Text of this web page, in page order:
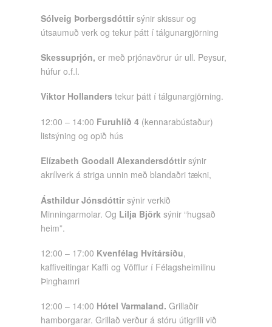
Sólveig Þorbergsdóttirsýnir skissur og
útsaumuð verk og tekur þátt í tálgunargjörning
Skessuprjón,er með prjónavörur úr ull. Peysur,
húfur o.f.l.
Viktor Hollanderstekur þátt í tálgunargjörning.
12:00 – 14:00 Furuhlíð 4 (kennarabústaður)
listsýning og opið hús
Elízabeth Goodall Alexandersdóttirsýnir
akrílverk á striga unnin með blandaðri tækni,
Ásthildur Jónsdóttirsýnir verkið
Minningarmolar. Og Lilja Björksýnir “hugsað
heim”.
12:00 – 17:00 Kvenfélag Hvítársíðu,
kaffiveitingar Kaffi og Vöfflur í Félagsheimilinu
Þinghamri
12:00 – 14:00 Hótel Varmaland.Grillaðir
hamborgarar. Grillað verður á stóru útigrilli við